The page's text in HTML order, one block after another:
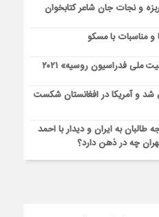
و نجات جان شاعر کتابخوان
و مناسبات با مسکو
ملی فدراسیون روسیه» ۲۰۲۱
شد و آمریکا در افغانستان شکست
به ایران و دیدار با احمد
چه در ذهن دارد؟